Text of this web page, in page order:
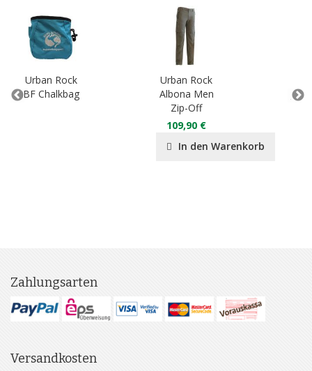
Urban Rock
BF Chalkbag
Urban Rock
Albona Men
Zip-Off
109,90 €
In den Warenkorb
Zahlungsarten
Versandkosten